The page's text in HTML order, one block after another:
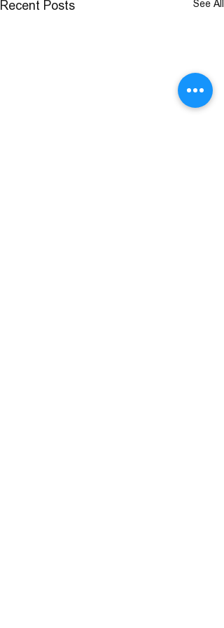
Recent Posts See All